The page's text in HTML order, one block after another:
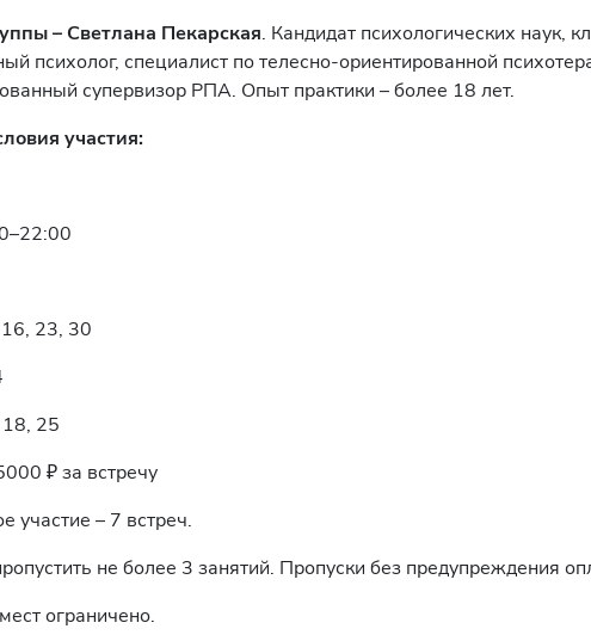
– Светлана Пекарская. Кандидат психологических наук,
психолог, специалист по телесно-ориентированной
супервизор РПА. Опыт практики – более 18 лет.
участия:
23, 30
18, 25
₽ за встречу
участие – 7 встреч.
не более 3 занятий. Пропуски без предупреждения
ограничено.